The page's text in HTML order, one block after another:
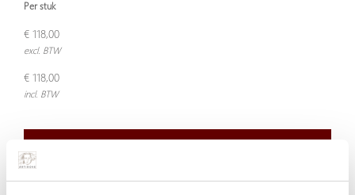
Per stuk
€ 118,00
excl. BTW
€ 118,00
incl. BTW